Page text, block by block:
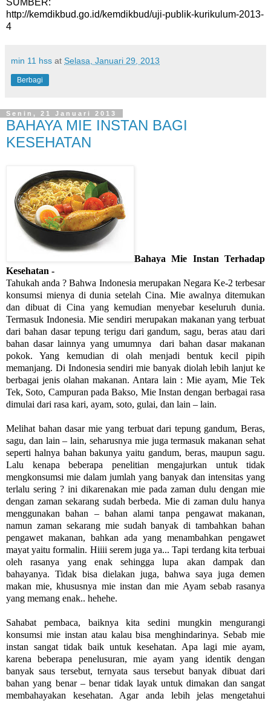
http://kemdikbud.go.id/kemdikbud/uji-publik-kurikulum-2013-
4
min 11 hss at Selasa, Januari 29, 2013
Berbagi
Senin, 21 Januari 2013
BAHAYA MIE INSTAN BAGI
KESEHATAN
Bahaya Mie Instan Terhadap
Kesehatan -
Tahukah anda ? Bahwa Indonesia merupakan Negara Ke-2 terbesar
konsumsi mienya di dunia setelah Cina. Mie awalnya ditemukan
dan dibuat di Cina yang kemudian menyebar keseluruh dunia.
Termasuk Indonesia. Mie sendiri merupakan makanan yang terbuat
dari bahan dasar tepung terigu dari gandum, sagu, beras atau dari
bahan dasar lainnya yang umumnya dari bahan dasar makanan
pokok. Yang kemudian di olah menjadi bentuk kecil pipih
memanjang. Di Indonesia sendiri mie banyak diolah lebih lanjut ke
berbagai jenis olahan makanan. Antara lain : Mie ayam, Mie Tek
Tek, Soto, Campuran pada Bakso, Mie Instan dengan berbagai rasa
dimulai dari rasa kari, ayam, soto, gulai, dan lain – lain.
Melihat bahan dasar mie yang terbuat dari tepung gandum, Beras,
sagu, dan lain – lain, seharusnya mie juga termasuk makanan sehat
seperti halnya bahan bakunya yaitu gandum, beras, maupun sagu.
Lalu kenapa beberapa penelitian mengajurkan untuk tidak
mengkonsumsi mie dalam jumlah yang banyak dan intensitas yang
terlalu sering ? ini dikarenakan mie pada zaman dulu dengan mie
dengan zaman sekarang sudah berbeda. Mie di zaman dulu hanya
menggunakan bahan – bahan alami tanpa pengawat makanan,
namun zaman sekarang mie sudah banyak di tambahkan bahan
pengawet makanan, bahkan ada yang menambahkan pengawet
mayat yaitu formalin. Hiiii serem juga ya... Tapi terdang kita terbuai
oleh rasanya yang enak sehingga lupa akan dampak dan
bahayanya. Tidak bisa dielakan juga, bahwa saya juga demen
makan mie, khususnya mie instan dan mie Ayam sebab rasanya
yang memang enak.. hehehe.
Sahabat pembaca, baiknya kita sedini mungkin mengurangi
konsumsi mie instan atau kalau bisa menghindarinya. Sebab mie
instan sangat tidak baik untuk kesehatan. Apa lagi mie ayam,
karena beberapa penelusuran, mie ayam yang identik dengan
banyak saus tersebut, ternyata saus tersebut banyak dibuat dari
bahan yang benar – benar tidak layak untuk dimakan dan sangat
membahayakan kesehatan. Agar anda lebih jelas mengetahui